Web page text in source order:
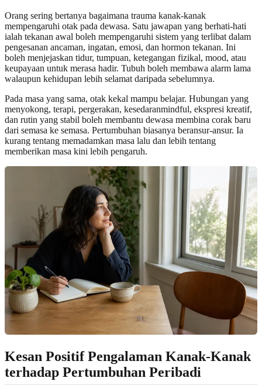
Orang sering bertanya bagaimana trauma kanak-kanak
mempengaruhi otak pada dewasa. Satu jawapan yang berhati-hati
ialah tekanan awal boleh mempengaruhi sistem yang terlibat dalam
pengesanan ancaman, ingatan, emosi, dan hormon tekanan. Ini
boleh menjejaskan tidur, tumpuan, ketegangan fizikal, mood, atau
keupayaan untuk merasa hadir. Tubuh boleh membawa alarm lama
walaupun kehidupan lebih selamat daripada sebelumnya.
Pada masa yang sama, otak kekal mampu belajar. Hubungan yang
menyokong, terapi, pergerakan, kesedaranmindful, ekspresi kreatif,
dan rutin yang stabil boleh membantu dewasa membina corak baru
dari semasa ke semasa. Pertumbuhan biasanya beransur-ansur. Ia
kurang tentang memadamkan masa lalu dan lebih tentang
memberikan masa kini lebih pengaruh.
Kesan Positif Pengalaman Kanak-Kanak
terhadap Pertumbuhan Peribadi